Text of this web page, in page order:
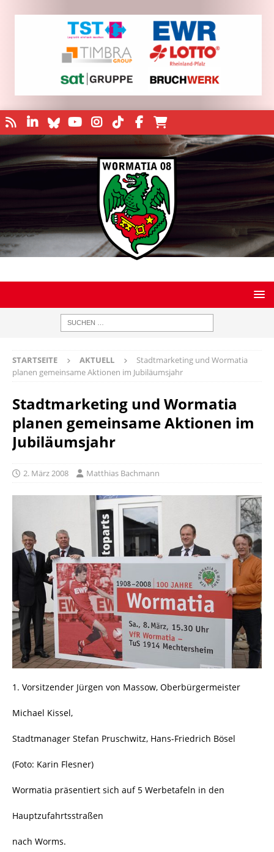
STARTSEITE AKTUELL
Stadtmarketing und Wormatia
planen gemeinsame Aktionen im Jubiläumsjahr
Stadtmarketing und Wormatia
planen gemeinsame Aktionen im
Jubiläumsjahr
2. März 2008 Matthias Bachmann
1. Vorsitzender Jürgen von Massow, Oberbürgermeister
Michael Kissel,
Stadtmanager Stefan Pruschwitz, Hans-Friedrich Bösel
(Foto: Karin Flesner)
Wormatia präsentiert sich auf 5 Werbetafeln in den
Hauptzufahrtsstraßen
nach Worms.